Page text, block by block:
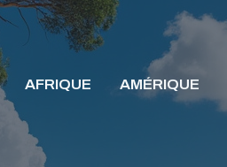
AFRIQUE AMÉRIQUE